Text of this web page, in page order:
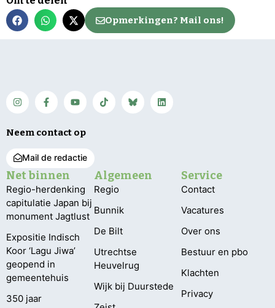
Opmerkingen? Mail ons!
Neem contact op
Mail de redactie
Net binnen
Regio-herdenking
capitulatie Japan bij
monument Jagtlust
Expositie Indisch
Koor ‘Lagu Jiwa’
geopend in
gemeentehuis
350 jaar
Algemeen
Regio
Bunnik
De Bilt
Utrechtse
Heuvelrug
Wijk bij Duurstede
Service
Contact
Vacatures
Over ons
Bestuur en pbo
Klachten
Privacy